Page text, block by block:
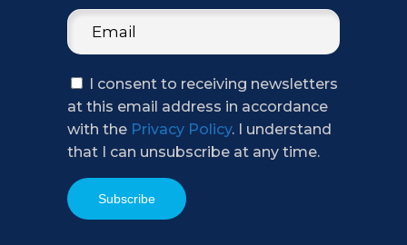
I consent to receiving newsletters
at this email address in accordance
with the Privacy Policy. I understand
that I can unsubscribe at any time.